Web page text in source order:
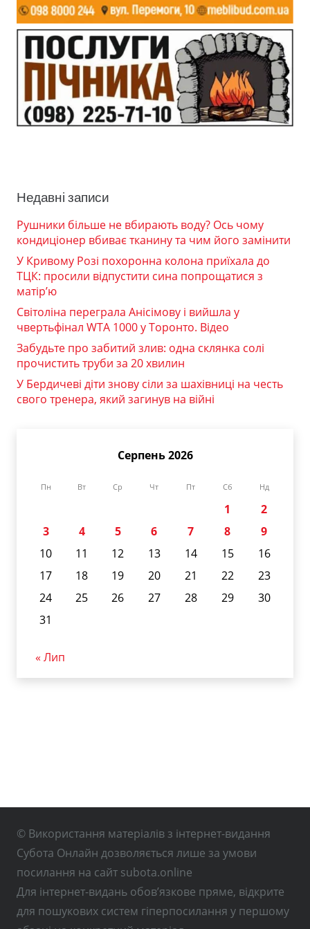
Недавні записи
Рушники більше не вбирають воду? Ось чому
кондиціонер вбиває тканину та чим його замінити
У Кривому Розі похоронна колона приїхала до
ТЦК: просили відпустити сина попрощатися з
матір’ю
Світоліна переграла Анісімову і вийшла у
чвертьфінал WTA 1000 у Торонто. Відео
Забудьте про забитий злив: одна склянка солі
прочистить труби за 20 хвилин
У Бердичеві діти знову сіли за шахівниці на честь
свого тренера, який загинув на війні
Серпень 2026
Пн Вт Ср Чт Пт Сб Нд
1
2
3
4 5 6 7 8
9
10
11 12 13 14 15
16
17
18 19 20 21 22
23
24
25 26 27 28 29
30
31
« Лип
© Використання матеріалів з інтернет-видання
Субота Онлайн дозволяється лише за умови
посилання на сайт subota.online
Для інтернет-видань обов’язкове пряме, відкрите
для пошукових систем гіперпосилання у першому